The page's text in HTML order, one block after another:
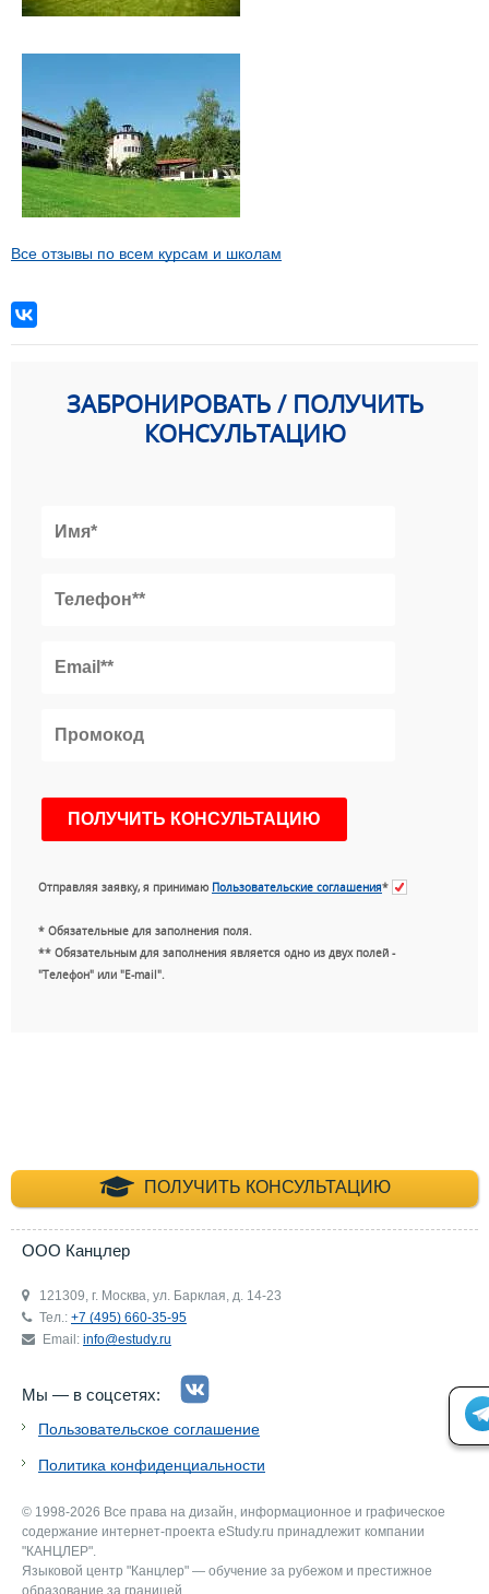
Все отзывы по всем курсам и школам
ЗАБРОНИРОВАТЬ / ПОЛУЧИТЬ
КОНСУЛЬТАЦИЮ
Отправляя заявку, я принимаю Пользовательские соглашения*
* Обязательные для заполнения поля.
** Обязательным для заполнения является одно из двух полей -
"Телефон" или "E-mail".
ПОЛУЧИТЬ КОНСУЛЬТАЦИЮ
+7 (495) 660-35-
ООО Канцлер
121309, г. Москва, ул. Барклая, д. 14-23
Тел.: +7 (495) 660-35-95
Email: info@estudy.ru
Мы — в соцсетях:
Пользовательское соглашение
Политика конфиденциальности
© 1998-2026 Все права на дизайн, информационное и графическое
содержание интернет-проекта eStudy.ru принадлежит компании
"КАНЦЛЕР".
Языковой центр "Канцлер" — обучение за рубежом и престижное
образование за границей.